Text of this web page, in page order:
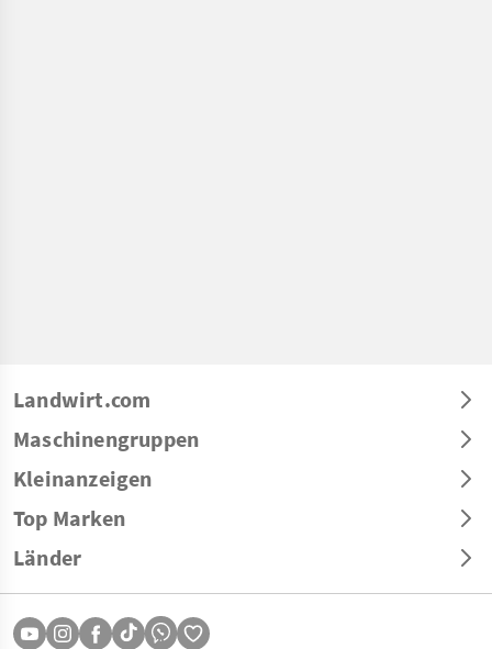
Landwirt.com
Maschinengruppen
Kleinanzeigen
Top Marken
Länder